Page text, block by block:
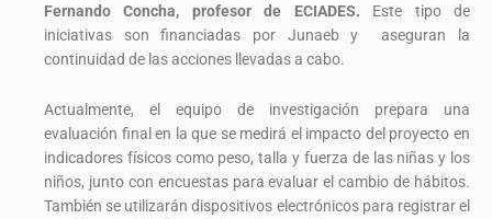
Fernando Concha, profesor de ECIADES. Este tipo de
iniciativas son financiadas por Junaeb y aseguran la
continuidad de las acciones llevadas a cabo.
Actualmente, el equipo de investigación prepara una
evaluación final en la que se medirá el impacto del proyecto en
indicadores físicos como peso, talla y fuerza de las niñas y los
niños, junto con encuestas para evaluar el cambio de hábitos.
También se utilizarán dispositivos electrónicos para registrar el